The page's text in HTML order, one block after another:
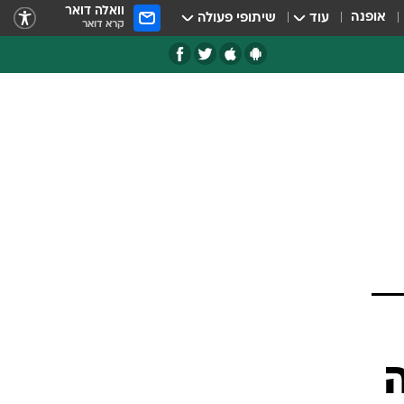
אופנה עוד שיתופי פעולה וואלה דואר
קרא דואר